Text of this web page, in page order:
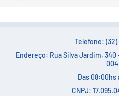
Telefone: (32)
Endereço: Rua Silva Jardim, 340
004
Das 08:00hs
CNPJ: